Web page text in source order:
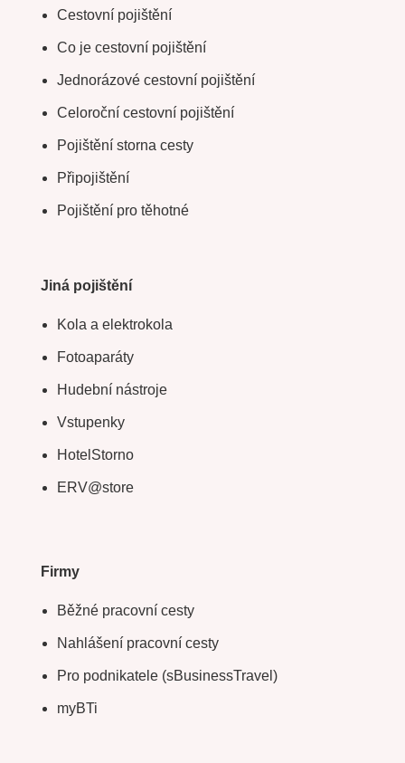
Cestovní pojištění
Co je cestovní pojištění
Jednorázové cestovní pojištění
Celoroční cestovní pojištění
Pojištění storna cesty
Připojištění
Pojištění pro těhotné
Jiná pojištění
Kola a elektrokola
Fotoaparáty
Hudební nástroje
Vstupenky
HotelStorno
ERV@store
Firmy
Běžné pracovní cesty
Nahlášení pracovní cesty
Pro podnikatele (sBusinessTravel)
myBTi